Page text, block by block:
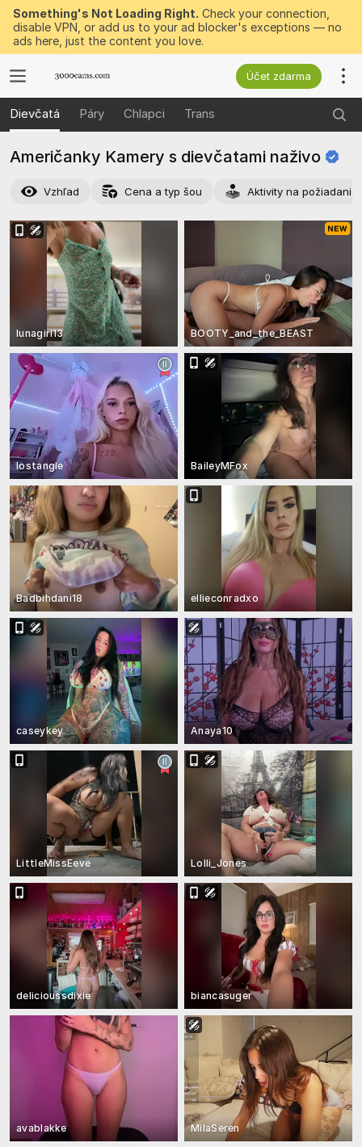
Something's Not Loading Right. Check your connection,
disable VPN, or add us to your ad blocker's exceptions — no
ads here, just the content you love.
Účet zdarma
Dievčatá Páry Chlapci Trans
Američanky Kamery s dievčatami naživo
Vzhľad Cena a typ šou Aktivity na požiadanie
lunagirl13 BOOTY_and_the_BEAST
lostangle BaileyMFox
Badbihdani18 ellieconradxo
caseykey Anaya10
LittleMissEeve Lolli_Jones
delicioussdixie biancasuger
avablakke MilaSeren